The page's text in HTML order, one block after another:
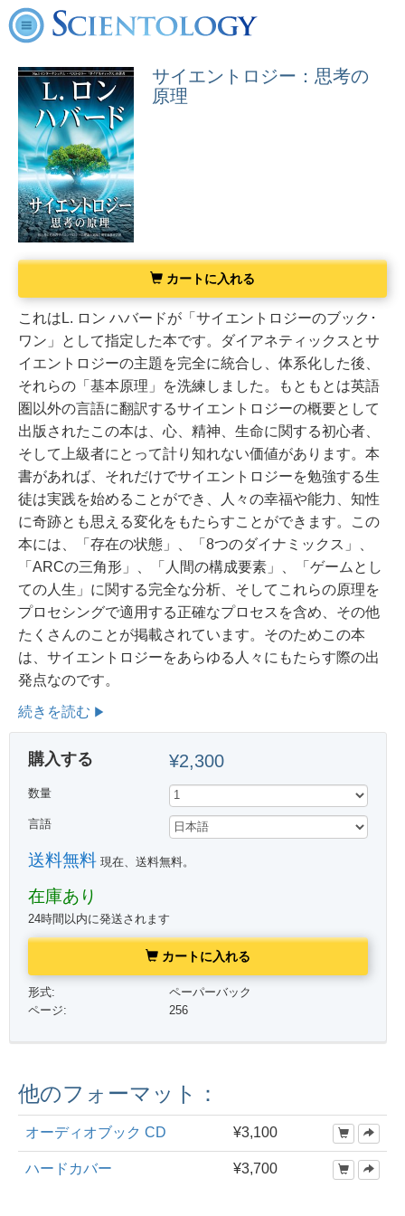
サイエントロジー：思考の
原理
カートに入れる
これはL. ロン ハバードが「サイエントロジーのブック･
ワン」として指定した本です。
ダイアネティックスとサ
イエントロジーの主題を完全に統合し、体系化した後、
それらの「基本原理」を洗練しました。
もともとは英語
圏以外の言語に翻訳するサイエントロジーの概要として
出版されたこの本は、心、精神、生命に関する初心者、
そして上級者にとって計り知れない価値があります。本
書があれば、それだけでサイエントロジーを勉強する生
徒は実践を始めることができ、人々の幸福や能力、知性
に奇跡とも思える変化をもたらすことができます。この
本には、「存在の状態」、「8つのダイナミックス」、
「ARCの三角形」、「人間の構成要素」、「ゲームとし
ての人生」に関する完全な分析、そしてこれらの原理を
プロセシングで適用する正確なプロセスを含め、その他
たくさんのことが掲載されています。 そのためこの本
は、サイエントロジーをあらゆる人々にもたらす際の出
発点なのです。
続きを読む
購入する ¥2,300
数量
言語
送料無料現在、送料無料。
在庫あり
24時間以内に発送されます
カートに入れる
形式:
ペーパーバック
ページ:
256
他のフォーマット：
オーディオブック CD ¥3,100
ハードカバー ¥3,700